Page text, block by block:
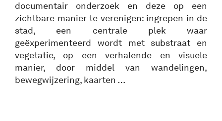
documentair onderzoek en deze op een
zichtbare manier te verenigen: ingrepen in de
stad, een centrale plek waar
geëxperimenteerd wordt met substraat en
vegetatie, op een verhalende en visuele
manier, door middel van wandelingen,
bewegwijzering, kaarten …